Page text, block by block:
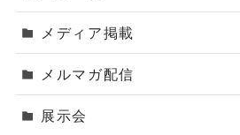
メディア掲載
メルマガ配信
展示会